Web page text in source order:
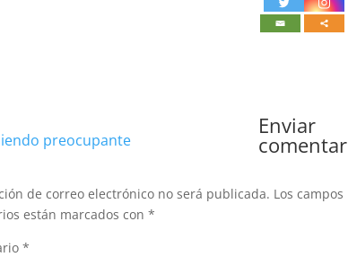
preocupante
Enviar
comentar
de correo electrónico no será publicada. Los campos
están marcados con*
*